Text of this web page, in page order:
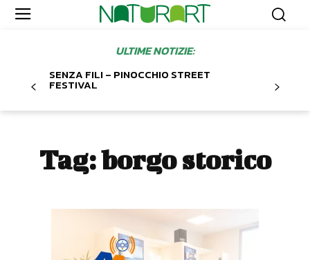
ULTIME NOTIZIE:
SENZA FILI – PINOCCHIO STREET
FESTIVAL
Tag:borgo storico